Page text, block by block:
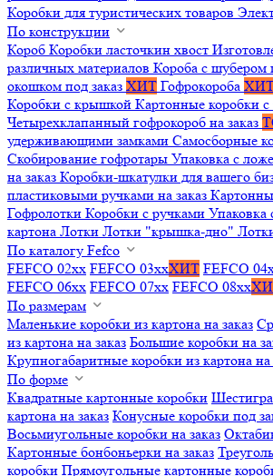
Коробки для туристических товаров
По конструкции
Короб Коробки ласточкин хвост
различных материалов Короба с шубером
окошком под заказ ХИТ Гофрокороба
Коробки с крышкой Картонные коробки с
Четырехклапанный гофрокороб на заказ
удерживающими замками Самосборные
Скобирование гофротары Упаковка с
на заказ Коробки-шкатулки для вашего
пластиковыми ручками на заказ
Гофролотки Коробки с ручками Упаковка
картона Лотки Лотки "крышка-дно"
По каталогу Fefco
FEFCO 02xx FEFCO 03xxХИТ FEFCO
FEFCO 06xx FEFCO 07xx FEFCO 08xx
По размерам
Маленькие коробки из картона на заказ
из картона на заказ Большие коробки на
Крупногабаритные коробки из картона на
По форме
Квадратные картонные коробки
картона на заказ Конусные коробки под
Восьмиугольные коробки на заказ
Картонные бонбоньерки на заказ
коробки Прямоугольные картонные